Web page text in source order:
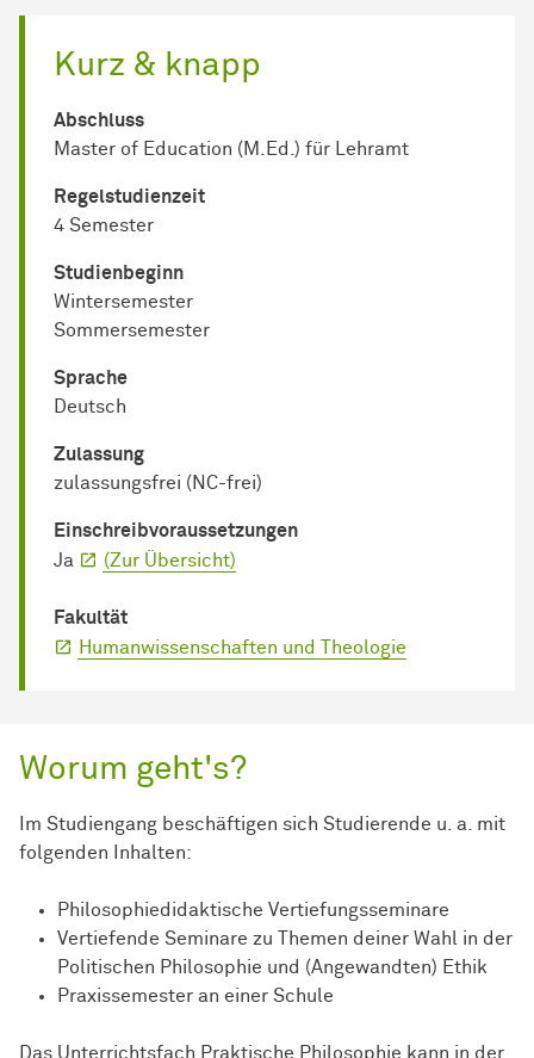
Kurz & knapp
Abschluss
Master of Education (M.Ed.) für Lehramt
Regel­studienzeit
4 Semester
Studienbeginn
Wintersemester
Sommersemester
Sprache
Deutsch
Zulassung
zulassungsfrei (NC-frei)
Einschreib­voraussetzungen
Ja
(Zur Übersicht)
Fakultät
Humanwissenschaften und Theologie
Worum geht's?
Im Studiengang beschäftigen sich Studierende u. a. mit
folgenden Inhalten:
Philosophiedidaktische Vertiefungsseminare
Vertiefende Seminare zu Themen deiner Wahl in der
Politischen Philosophie und (Angewandten) Ethik
Praxissemester an einer Schule
Das Unterrichtsfach Praktische Philosophie kann in der